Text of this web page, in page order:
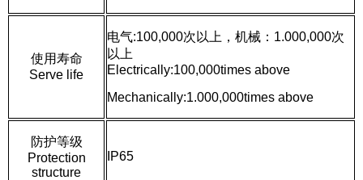
使用寿命
Serve life
电气:100,000次以上，机械：1.000,000次
以上
Electrically:100,000times above
Mechanically:1.000,000times above
防护等级
Protection
structure
IP65